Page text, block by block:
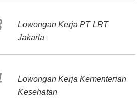
Lowongan Kerja PT LRT
Jakarta
Lowongan Kerja Kementerian
Kesehatan